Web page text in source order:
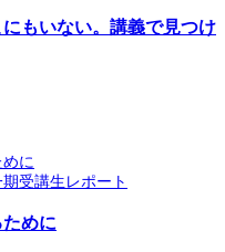
もいない。講義で見つけ
めに